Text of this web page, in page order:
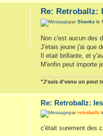
Re: Retroballz:
parShankz le
Non c'est aucun des
J'etais jeune j'ai que
Il etait brillante, et
M'enfin peut importe
"J'suis d'venu un peut
Re: Retroballz:
parretroballz
c'était surement des